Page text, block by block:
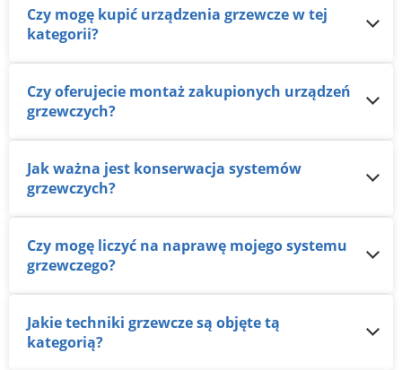
Czy mogę kupić urządzenia grzewcze w tej
kategorii?
Czy oferujecie montaż zakupionych urządzeń
grzewczych?
Jak ważna jest konserwacja systemów
grzewczych?
Czy mogę liczyć na naprawę mojego systemu
grzewczego?
Jakie techniki grzewcze są objęte tą
kategorią?